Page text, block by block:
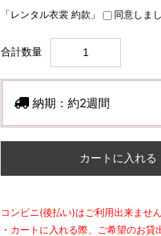
「レンタル衣裳 約款」 同意しま
合計数量
納期： 約2週間
カートに入れる
コンビニ(後払い)はご利用出来ません
・カートに入れる際、ご希望のお貸